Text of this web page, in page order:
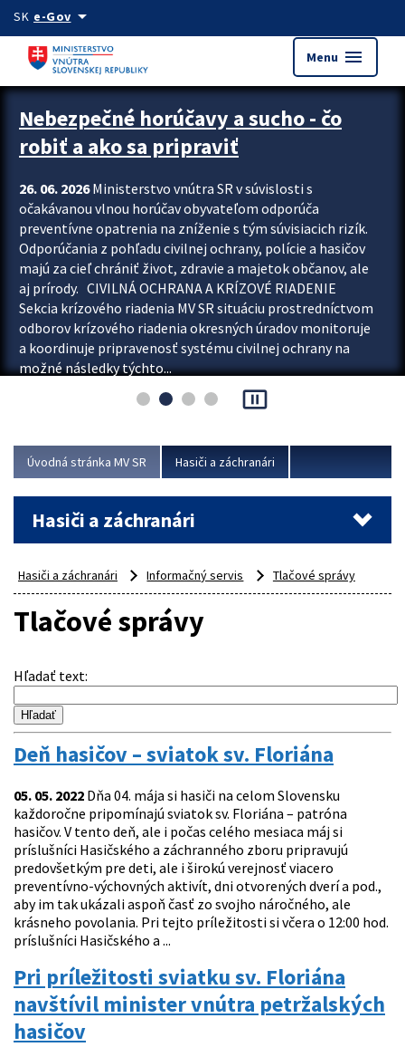
Preskocit na hlavný obsah
SK e-Govarrow_drop_down
Menu menu
Zastavit automatický posun upútavok
Nebezpečné horúčavy a sucho - čo
robiť a ako sa pripraviť
26. 06. 2026Ministerstvo vnútra SR v súvislosti s
očakávanou vlnou horúčav obyvateľom odporúča
preventívne opatrenia na zníženie s tým súvisiacich rizík.
Odporúčania z pohľadu civilnej ochrany, polície a hasičov
majú za cieľ chrániť život, zdravie a majetok občanov, ale
aj prírody. CIVILNÁ OCHRANA A KRÍZOVÉ RIADENIE
Sekcia krízového riadenia MV SR situáciu prostredníctvom
odborov krízového riadenia okresných úradov monitoruje
a koordinuje pripravenosť systému civilnej ochrany na
možné následky týchto...
pause_presentation
Úvodná stránka MV SR Hasiči a záchranári
Hasiči a záchranári
Hasiči a záchranári Informačný servis Tlačové správy
Tlačové správy
Hľadať text:
Deň hasičov – sviatok sv. Floriána
05. 05. 2022 Dňa 04. mája si hasiči na celom Slovensku
každoročne pripomínajú sviatok sv. Floriána – patróna
hasičov. V tento deň, ale i počas celého mesiaca máj si
príslušníci Hasičského a záchranného zboru pripravujú
predovšetkým pre deti, ale i širokú verejnosť viacero
preventívno-výchovných aktivít, dni otvorených dverí a pod.,
aby im tak ukázali aspoň časť zo svojho náročného, ale
krásneho povolania. Pri tejto príležitosti si včera o 12:00 hod.
príslušníci Hasičského a ...
Pri príležitosti sviatku sv. Floriána
navštívil minister vnútra petržalských
hasičov